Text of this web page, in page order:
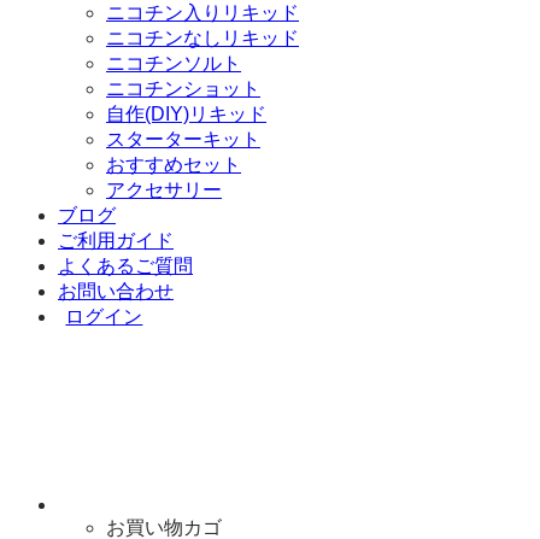
ニコチン入りリキッド
ニコチンなしリキッド
ニコチンソルト
ニコチンショット
自作(DIY)リキッド
スターターキット
おすすめセット
アクセサリー
ブログ
ご利用ガイド
よくあるご質問
お問い合わせ
ログイン
お買い物カゴ